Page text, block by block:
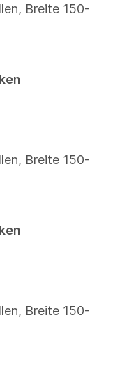
Breite 150-
Breite 150-
Breite 150-